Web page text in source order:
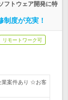
フトウェア開発に特
度が充実！
リモートワーク可
業案件あり ☆お客